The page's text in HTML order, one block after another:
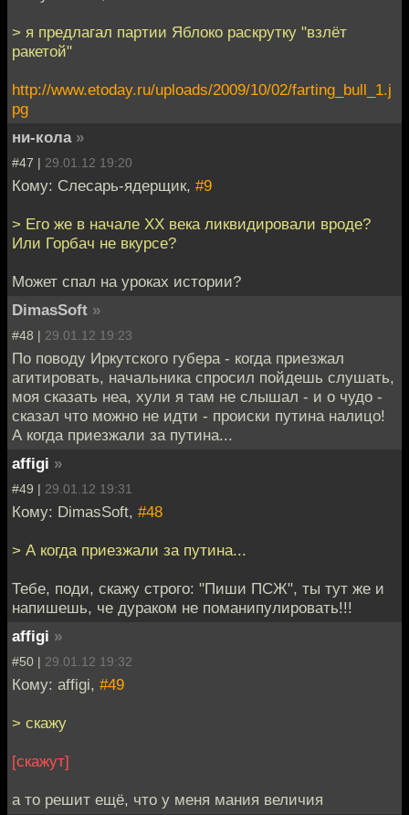
> я предлагал партии Яблоко раскрутку "взлёт
ракетой"
http://www.etoday.ru/uploads/2009/10/02/farting_bull_1.j
pg
ни-кола »
#47 | 29.01.12 19:20
Кому: Слесарь-ядерщик, #9
> Его же в начале ХХ века ликвидировали вроде?
Или Горбач не вкурсе?
Может спал на уроках истории?
DimasSoft »
#48 | 29.01.12 19:23
По поводу Иркутского губера - когда приезжал
агитировать, начальника спросил пойдешь слушать,
моя сказать неа, хули я там не слышал - и о чудо -
сказал что можно не идти - происки путина налицо!
А когда приезжали за путина...
affigi »
#49 | 29.01.12 19:31
Кому: DimasSoft, #48
> А когда приезжали за путина...
Тебе, поди, скажу строго: "Пиши ПСЖ", ты тут же и
напишешь, че дураком не поманипулировать!!!
affigi »
#50 | 29.01.12 19:32
Кому: affigi, #49
> скажу
[скажут]
а то решит ещё, что у меня мания величия